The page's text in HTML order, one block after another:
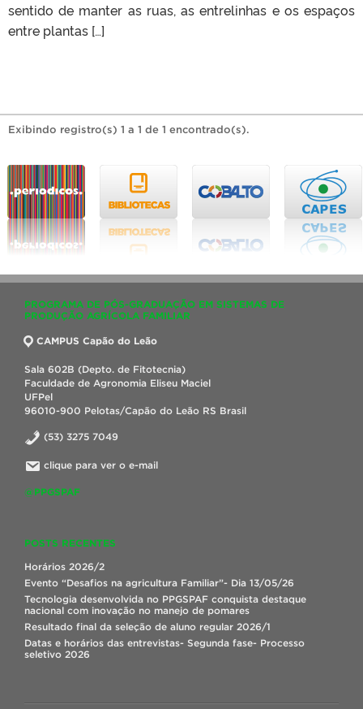
sentido de manter as ruas, as entrelinhas e os espaços
entre plantas […]
Exibindo registro(s) 1 a 1 de 1 encontrado(s).
PROGRAMA DE PÓS-GRADUAÇÃO EM SISTEMAS DE
PRODUÇÃO AGRÍCOLA FAMILIAR
CAMPUS Capão do Leão
Sala 602B (Depto. de Fitotecnia)
Faculdade de Agronomia Eliseu Maciel
UFPel
96010-900 Pelotas/Capão do Leão RS Brasil
(53) 3275 7049
clique para ver o e-mail
@PPGSPAF
POSTS RECENTES
Horários 2026/2
Evento “Desafios na agricultura Familiar”- Dia 13/05/26
Tecnologia desenvolvida no PPGSPAF conquista destaque
nacional com inovação no manejo de pomares
Resultado final da seleção de aluno regular 2026/1
Datas e horários das entrevistas- Segunda fase- Processo
seletivo 2026